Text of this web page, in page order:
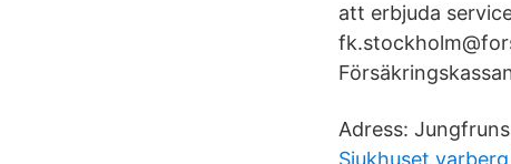
att erbjuda
Adress:
Sjukhuset